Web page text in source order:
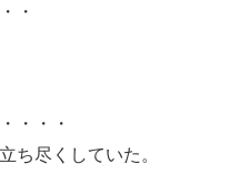
・
・・・
ち尽くしていた。